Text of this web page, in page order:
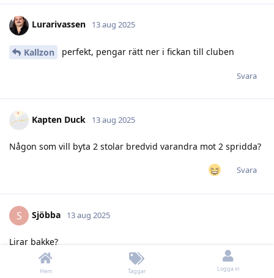
Lurarivassen 13 aug 2025
Kallzon perfekt, pengar rätt ner i fickan till cluben
Svara
Kapten Duck 13 aug 2025
Någon som vill byta 2 stolar bredvid varandra mot 2 spridda?
Svara
S Sjöbba 13 aug 2025
Lirar bakke?
Svara
Hem Taggar Logga in